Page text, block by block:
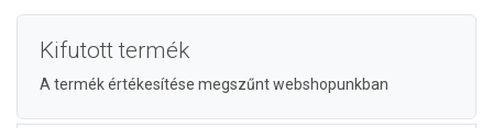
Kifutott termék
A termék értékesítése megszűnt webshopunkban